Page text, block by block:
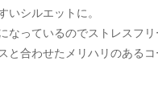
いシルエットに。
なっているのでストレスフリ
と合わせたメリハリのある